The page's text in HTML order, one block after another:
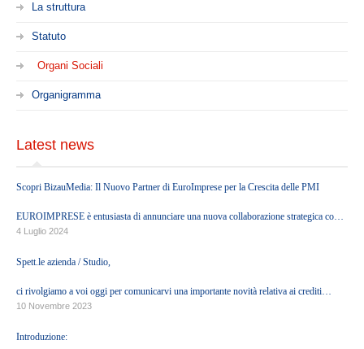
Servizi Societari
Servizi di Internazionalizzazione
Servizi Finanziari
Servizi Legali
Servizi di Consulenza per il Terzo Settore
Ultime notizie
HEADQUARTERS
La struttura
Statuto
Organi Sociali
Organigramma
Latest news
Scopri BizauMedia: Il Nuovo Partner di EuroImprese per la Crescita delle PMI
EUROIMPRESE è entusiasta di annunciare una nuova collaborazione strategica con
BizauMedia, una società di Growth Partners.
4 Luglio 2024
Spett.le azienda / Studio,
ci rivolgiamo a voi oggi per comunicarvi una importante novità relativa ai crediti
d'Imposta generati dalle normative ascrivibili all'Eco-sisma Bonus, Superbonus e c.d.
10 Novembre 2023
Introduzione: